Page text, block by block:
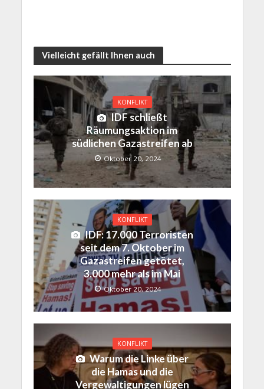
Vielleicht gefällt Ihnen auch
KONFLIKT
IDF schließt
Räumungsaktion im
südlichen Gazastreifen ab
Oktober 20, 2024
KONFLIKT
IDF: 17.000 Terroristen
seit dem 7. Oktober im
Gazastreifen getötet,
3.000 mehr als im Mai
Oktober 20, 2024
KONFLIKT
Warum die Linke über
die Hamas und die
Vergewaltigungen lügen